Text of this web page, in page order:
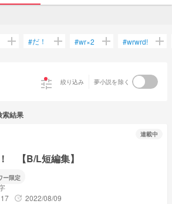
add #だ！ add #wr×2 add #wrwrd! add
tune 絞り込み 夢小説を除く
索結果
連載中
【B/L短編集】
ー限定
17 update 2022/08/09